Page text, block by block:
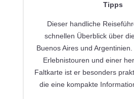
Tipps
Dieser handliche
schnellen Überblick über
Buenos Aires und Argentinien.
Erlebnistouren und einer
Faltkarte ist er besonders
die eine kompakte